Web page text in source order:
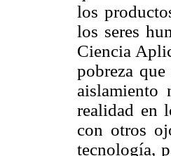
los
los seres
Ciencia
pobreza
aislamiento
realidad en
con otros
tecnología,